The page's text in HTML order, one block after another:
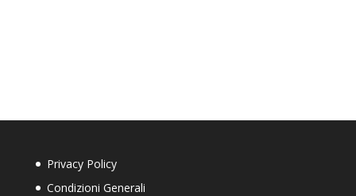
Privacy Policy
Condizioni Generali